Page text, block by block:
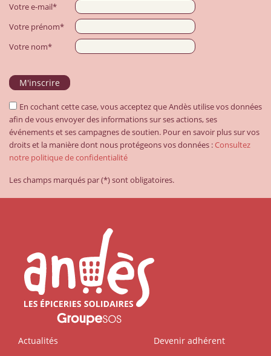
Votre e-mail*
Votre prénom*
Votre nom*
En cochant cette case, vous acceptez que Andès utilise vos données
afin de vous envoyer des informations sur ses actions, ses
événements et ses campagnes de soutien. Pour en savoir plus sur vos
droits et la manière dont nous protégeons vos données :Consultez
notre politique de confidentialité
Les champs marqués par (*) sont obligatoires.
Actualités
Devenir adhérent